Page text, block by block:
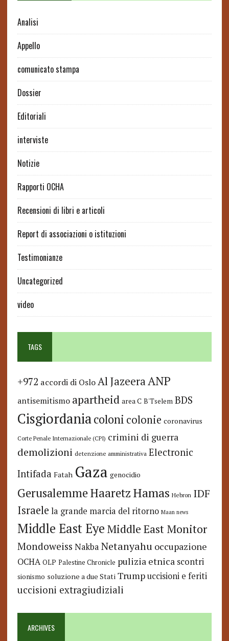
Analisi
Appello
comunicato stampa
Dossier
Editoriali
interviste
Notizie
Rapporti OCHA
Recensioni di libri e articoli
Report di associazioni o istituzioni
Testimonianze
Uncategorized
video
TAGS
+972 accordi di Oslo Al JazeeraANP
antisemitismo apartheid area C B'Tselem BDS
Cisgiordaniacoloni colonie coronavirus
Corte Penale Internazionale (CPI) crimini di guerra
demolizioni detenzione amministrativa Electronic
Intifada Fatah Gaza genocidio
GerusalemmeHaaretzHamas Hebron IDF
Israele la grande marcia del ritorno Maan news
Middle East Eye Middle East Monitor
Mondoweiss Nakba Netanyahu occupazione
OCHA OLP Palestine Chronicle pulizia etnica scontri
sionismo soluzione a due Stati Trump uccisioni e feriti
uccisioni extragiudiziali
ARCHIVES